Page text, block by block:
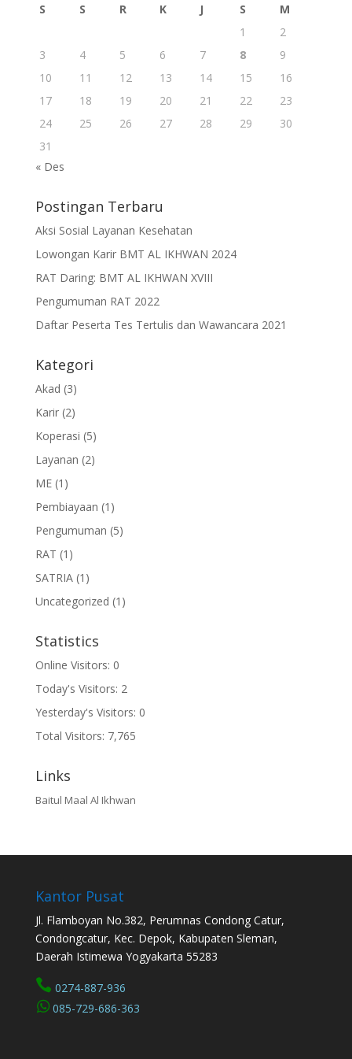
S S R K J S
M
1
2
3
4 5 6 7 8
9
10
11 12 13 14 15
16
17
18 19 20 21 22
23
24
25 26 27 28 29
30
31
« Des
Postingan Terbaru
Aksi Sosial Layanan Kesehatan
Lowongan Karir BMT AL IKHWAN 2024
RAT Daring: BMT AL IKHWAN XVIII
Pengumuman RAT 2022
Daftar Peserta Tes Tertulis dan Wawancara 2021
Kategori
Akad (3)
Karir(2)
Koperasi (5)
Layanan (2)
ME(1)
Pembiayaan (1)
Pengumuman (5)
RAT (1)
SATRIA(1)
Uncategorized (1)
Statistics
Online Visitors: 0
Today's Visitors: 2
Yesterday's Visitors: 0
Total Visitors: 7,765
Links
Baitul Maal Al Ikhwan
Kantor Pusat
Jl. Flamboyan No.382, Perumnas Condong Catur,
Condongcatur, Kec. Depok, Kabupaten Sleman,
Daerah Istimewa Yogyakarta 55283
 0274-887-936
085-729-686-363